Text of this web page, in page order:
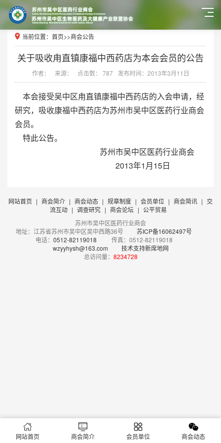
当前位置： 首页>>商会公告
关于吸收甪直镇康福中西药店为本会会员的公告
作者： 来源： 点击数： 787 发布时间：2013年3月11日
本会接受吴中区甪直镇康福中西药店的入会申请，经
研究，吸收康福中西药店为苏州市吴中区医药行业商会
会员。
特此公告。
苏州市吴中区医药行业商会
2013年1月15日
网站首页 | 商会简介 | 商会动态 | 规章制度 | 会员单位 | 商会简讯 | 交
流互动 | 调查研究 | 商会论坛 | 公平贸易
苏州市吴中区医药行业商会
地址：江苏省苏州市吴中区吴中西路36号
苏ICP备16062497号
电话： 0512-82119018 传真：0512-82119018
wzyyhysh@163.com
技术支持新席地网
总访问量： 8234728
网站首页 商会简介 会员单位 商会动态